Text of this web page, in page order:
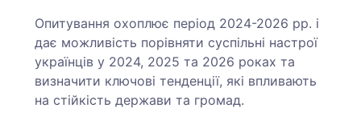
Опитування охоплює період 2024-2026 рр. і
дає можливість порівняти суспільні настрої
українців у 2024, 2025 та 2026 роках та
визначити ключові тенденції, які впливають
на стійкість держави та громад.